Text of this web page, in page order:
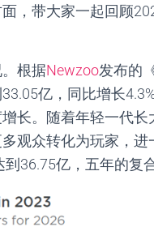
，带大家一起回顾
根据Newzoo发布的
33.05亿，同比增长
长。随着年轻一代
观众转化为玩家，
36.75亿，五年的复